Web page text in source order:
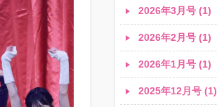
2026年3月号 (1)
2026年2月号 (1)
2026年1月号 (1)
2025年12月号 (1)